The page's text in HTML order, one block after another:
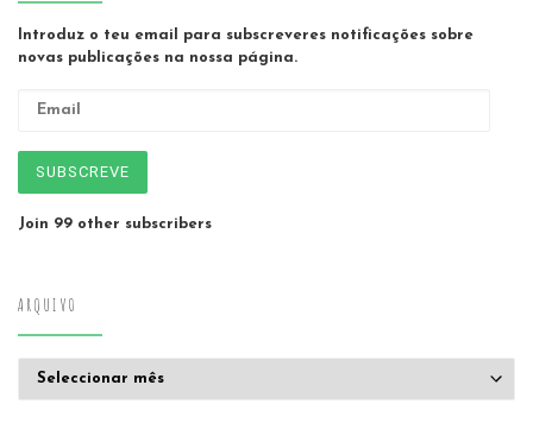
Introduz o teu email para subscreveres notificações sobre
novas publicações na nossa página.
SUBSCREVE
Join 99 other subscribers
ARQUIVO